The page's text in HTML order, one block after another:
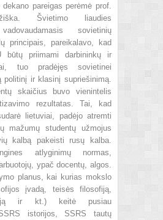
pareigas perėmė prof.
Švietimo liaudies
sovietinių
principais, pareikalavo, kad
būtų priimami darbininkų ir
tuo pradėjęs sovietinei
politinį ir klasinį supriešinimą.
skaičius buvo vienintelis
rezultatas. Tai, kad
lietuviai, padėjo atremti
mažumų studentų užmojus
kalbą pakeisti rusų kalba.
atlyginimų normas,
ypač docentų, algos.
planus, kai kurias mokslo
įvadą, teisės filosofiją,
ir kt.) keitė pusiau
istorijos, SSRS tautų